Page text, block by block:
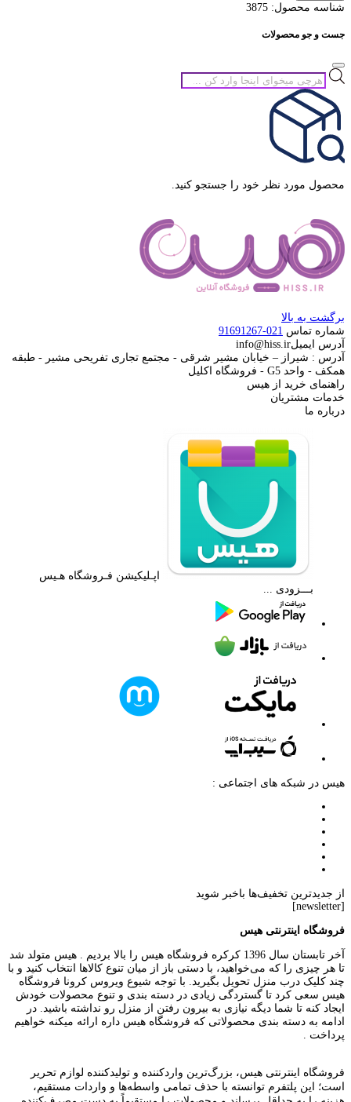
شناسه محصول: 3875
جست و جو محصولات
جستجوی
محصولات
محصول مورد نظر خود را جستجو کنید.
برگشت به بالا
شماره تماس 021-91691267
آدرس ایمیلinfo@hiss.ir
آدرس : شیراز – خیابان مشیر شرقی - مجتمع تجاری تفریحی مشیر - طبقه
همکف - واحد G5 - فروشگاه اکلیل
راهنمای خرید از هیس
خدمات مشتریان
درباره ما
اپـلیکیشن فـروشگاه هـیس
بـــزودی ...
هیس در شبکه های اجتماعی :
از جدیدترین تخفیف‌ها باخبر شوید
[newsletter]
فروشگاه اینترنتی هیس
آخر تابستان سال 1396 کرکره فروشگاه هیس را بالا بردیم . هیس متولد شد
تا هر چیزی را که می‌خواهید، با دستی باز از میان تنوع کالاها انتخاب کنید و با
چند کلیک درب منزل تحویل بگیرید. با توجه شیوع ویروس کرونا فروشگاه
هیس سعی کرد تا گستردگی زیادی در دسته بندی و تنوع محصولات خودش
ایجاد کنه تا شما دیگه نیازی به بیرون رفتن از منزل رو نداشته باشید. در
ادامه به دسته بندی محصولاتی که فروشگاه هیس داره ارائه میکنه خواهیم
پرداخت .
فروشگاه اینترنتی هیس، بزرگ‌ترین وارد‌کننده و تولید‌کننده لوازم تحریر
است؛ این پلتفرم توانسته با حذف تمامی واسطه‌ها و واردات مستقیم،